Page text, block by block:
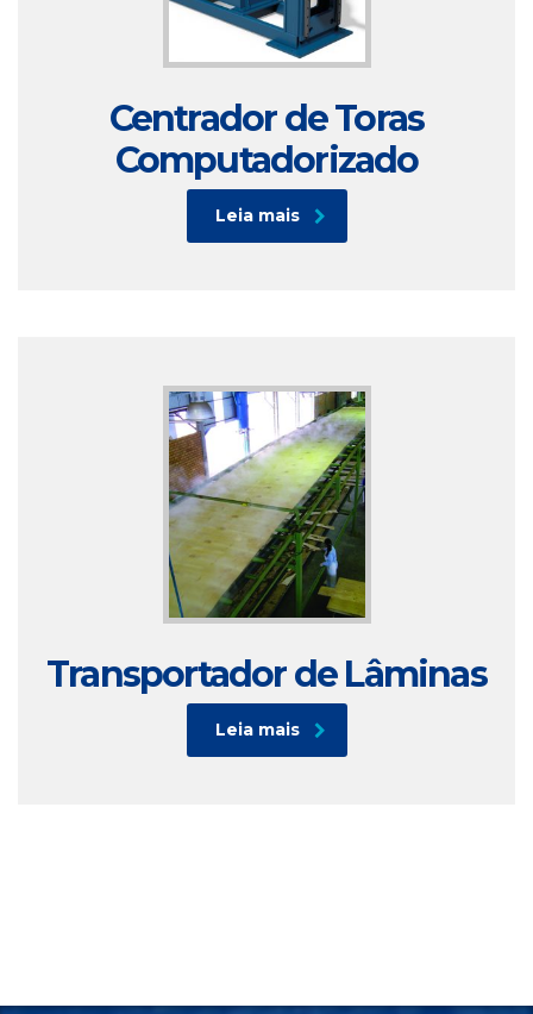
Centrador de Toras
Computadorizado
Leia mais
Transportador de Lâminas
Leia mais